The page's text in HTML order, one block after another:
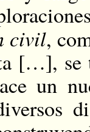
civil,
[…],
un